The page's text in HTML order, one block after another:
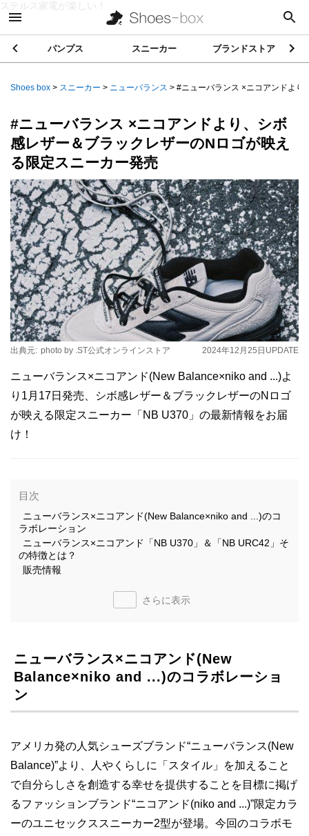
ステルス家電が楽しい！
パンプス スニーカー ブランドストア
Shoes box > スニーカー > ニューバランス > #ニューバランス ×ニコアンドより
#ニューバランス ×ニコアンドより、シボ
感レザー＆ブラックレザーのNロゴが映え
る限定スニーカー発売
2024年12月25日 UPDATE
出典元: photo by .ST公式オンラインストア
ニューバランス×ニコアンド(New Balance×niko and ...)よ
り1月17日発売、シボ感レザー＆ブラックレザーのNロゴ
が映える限定スニーカー「NB U370」の最新情報をお届
け！
目次
ニューバランス×ニコアンド(New Balance×niko and ...)のコ
ラボレーション
ニューバランス×ニコアンド「NB U370」＆「NB URC42」そ
の特徴とは？
販売情報
さらに表示
ニューバランス×ニコアンド(New
Balance×niko and ...)のコラボレーショ
ン
アメリカ発の人気シューズブランド“ニューバランス(New
Balance)”より、人やくらしに「スタイル」を加えること
で自分らしさを創造する幸せを提供することを目標に掲げ
るファッションブランド“ニコアンド(niko and ...)”限定カラ
ーのユニセックススニーカー2型が登場。今回のコラボモ